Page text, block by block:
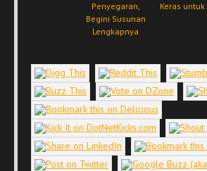
Penyegaran,
Begini Susunan
Lengkapnya
Keras untuk